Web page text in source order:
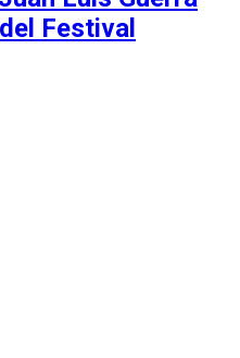
Festival